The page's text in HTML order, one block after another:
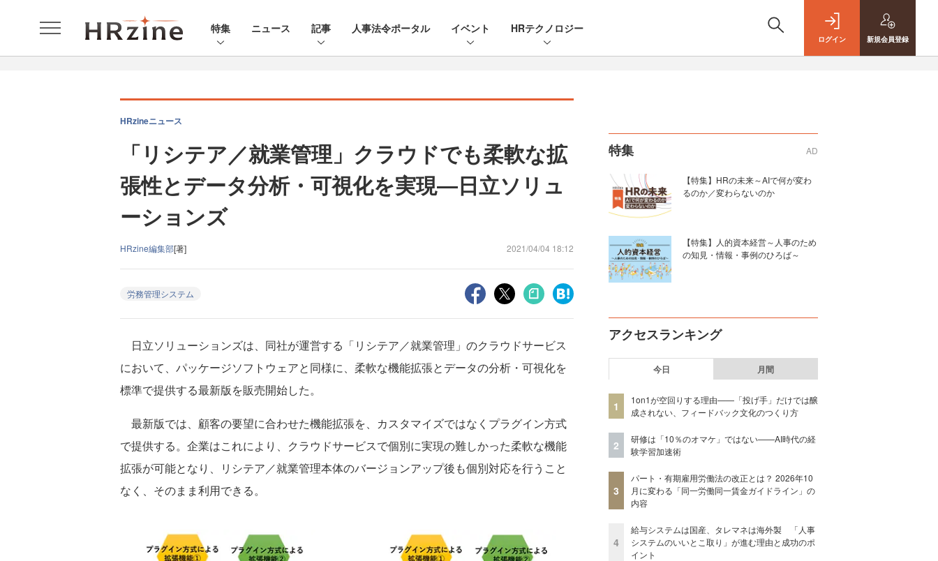
特集 ニュース 記事 人事法令ポータル イベント HRテクノロジー
ログイン 新規会員登録
HRzineニュース
「リシテア／就業管理」クラウドでも柔軟な拡
張性とデータ分析・可視化を実現―日立ソリュ
ーションズ
HRzine編集部[著] 2021/04/04 18:12
労務管理システム
日立ソリューションズは、同社が運営する「リシテア／就業管理」のクラウドサービス
において、パッケージソフトウェアと同様に、柔軟な機能拡張とデータの分析・可視化を
標準で提供する最新版を販売開始した。
最新版では、顧客の要望に合わせた機能拡張を、カスタマイズではなくプラグイン方式
で提供する。企業はこれにより、クラウドサービスで個別に実現の難しかった柔軟な機能
拡張が可能となり、リシテア／就業管理本体のバージョンアップ後も個別対応を行うこと
なく、そのまま利用できる。
特集 AD
【特集】HRの未来～AIで何が変わ
るのか／変わらないのか
【特集】人的資本経営～人事のため
の知見・情報・事例のひろば～
アクセスランキング
今日 月間
1
1on1が空回りする理由——「投げ手」だけでは醸
成されない、フィードバック文化のつくり方
2
研修は「10％のオマケ」ではない——AI時代の経
験学習加速術
3
パート・有期雇用労働法の改正とは？ 2026年10
月に変わる「同一労働同一賃金ガイドライン」の
内容
4
給与システムは国産、タレマネは海外製 「人事
システムのいいとこ取り」が進む理由と成功のポ
イント